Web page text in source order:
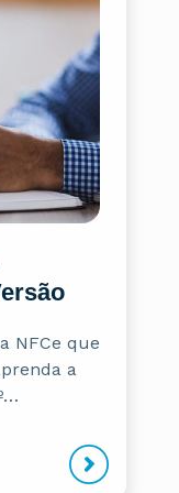
NFCe que
a